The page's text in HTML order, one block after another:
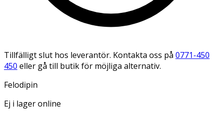
Tillfälligt slut hos leverantör. Kontakta oss på 0771-450
450 eller gå till butik för möjliga alternativ.
Felodipin
Ej i lager online